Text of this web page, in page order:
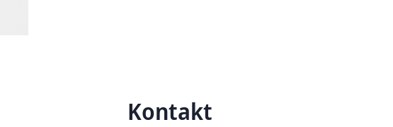
Kontakt